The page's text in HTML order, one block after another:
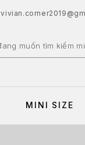
MINI SIZE